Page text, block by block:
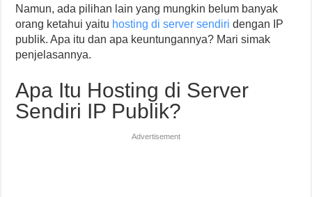
Namun, ada pilihan lain yang mungkin belum banyak
orang ketahui yaitu hosting di server sendiri dengan IP
publik. Apa itu dan apa keuntungannya? Mari simak
penjelasannya.
Apa Itu Hosting di Server
Sendiri IP Publik?
Advertisement